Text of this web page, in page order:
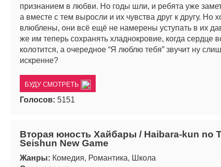
признанием в любви. Но годы шли, и ребята уже
а вместе с тем выросли и их чувства друг к другу. Но
влюблены, они всё ещё не намерены уступать в их
же им теперь сохранять хладнокровие, когда сердце
колотится, а очередное “Я люблю тебя” звучит ну
искренне?
БУДУ СМОТРЕТЬ
Голосов: 5151
Вторая юность Хайбары / Haibara-kun no
Seishun New Game
Жанры: Комедия, Романтика, Школа